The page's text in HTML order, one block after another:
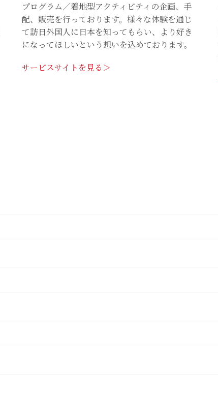
プログラム／着地型アクティビティの企画、手
配、販売を行っております。様々な体験を通じ
て訪日外国人に日本を知ってもらい、より好き
になってほしいという想いを込めております。
サービスサイトを見る＞